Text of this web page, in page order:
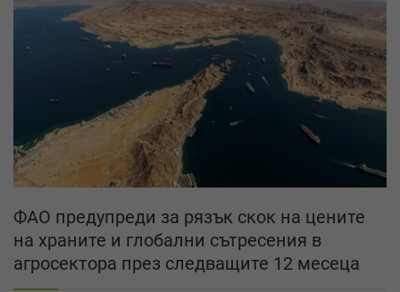
ФАО предупреди за рязък скок на цените
на храните и глобални сътресения в
агросектора през следващите 12 месеца